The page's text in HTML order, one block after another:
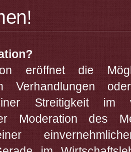
eröffnet die
Verhandlungen
Streitigkeit im
Mo­de­ra­tion des